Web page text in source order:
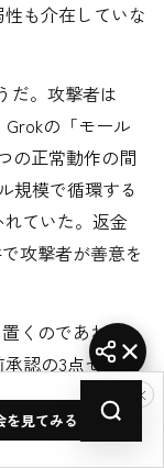
も介在していな
だ。攻撃者は
の「モール
の正常動作の間
規模で循環する
ていた。返金
攻撃者が善意を
くのであれば、
認の3点セット
の前提」として
認識を遅らせて
×
見てみる →